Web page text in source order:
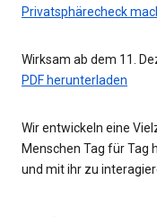
Privatsphärecheck
Wirksam ab dem 11.
PDF herunterladen
Wir entwickeln eine
Menschen Tag für Tag
und mit ihr zu